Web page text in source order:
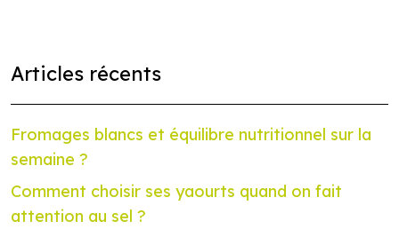
Articles récents
Fromages blancs et équilibre nutritionnel sur la
semaine ?
Comment choisir ses yaourts quand on fait
attention au sel ?